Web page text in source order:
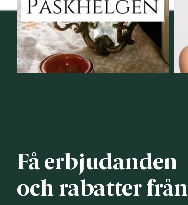
Få erbjudanden
och rabatter från